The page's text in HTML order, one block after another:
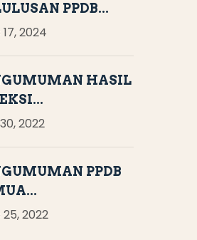
PPDB...
2024
HASIL
2022
PPDB
2022